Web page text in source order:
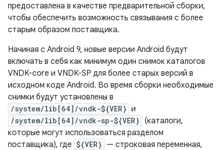
предоставлена ​​в качестве предварительной сборки,
чтобы обеспечить возможность связывания с более
старым образом поставщика.
Начиная с Android 9, новые версии Android будут
включать в себя как минимум один снимок каталогов
VNDK-core и VNDK-SP для более старых версий в
исходном коде Android. Во время сборки необходимые
снимки будут установлены в
/system/lib[64]/vndk-${VER} и
/system/lib[64]/vndk-sp-${VER} (каталоги,
которые могут использоваться разделом
поставщика), где ${VER} — строковая переменная,